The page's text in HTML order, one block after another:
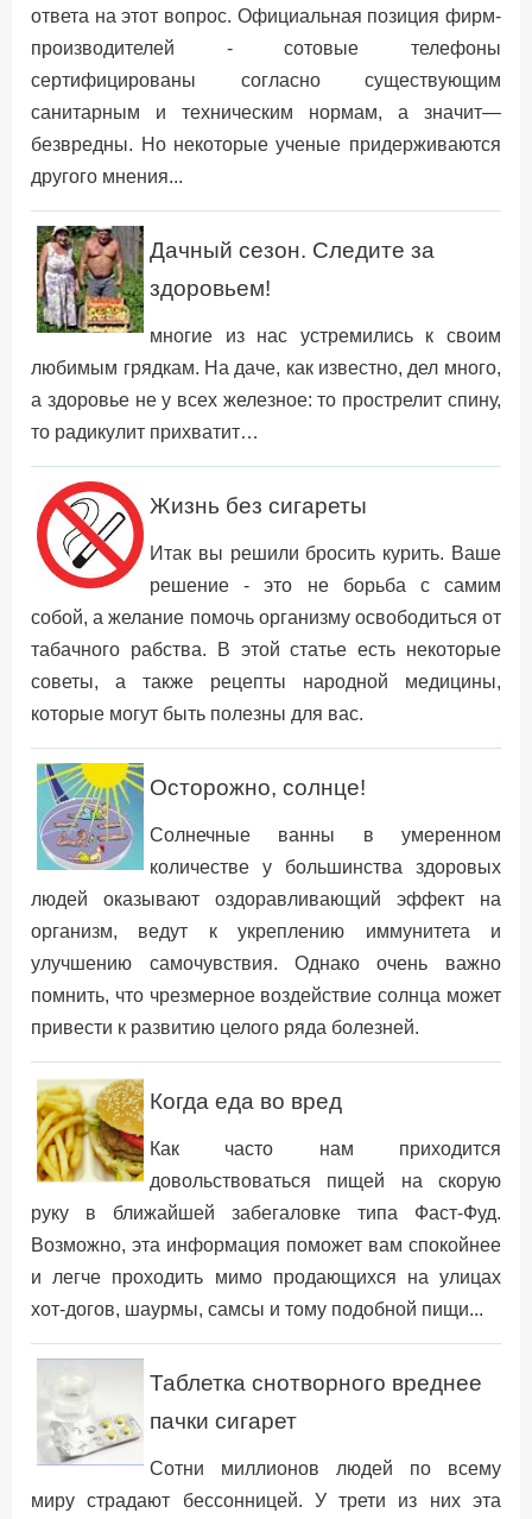
ответа на этот вопрос. Официальная позиция фирм-
производителей - сотовые телефоны
сертифицированы согласно существующим
санитарным и техническим нормам, а значит—
безвредны. Но некоторые ученые придерживаются
другого мнения...
Дачный сезон. Следите за
здоровьем!
многие из нас устремились к своим
любимым грядкам. На даче, как известно, дел много,
а здоровье не у всех железное: то прострелит спину,
то радикулит прихватит…
Жизнь без сигареты
Итак вы решили бросить курить. Ваше
решение - это не борьба с самим
собой, а желание помочь организму освободиться от
табачного рабства. В этой статье есть некоторые
советы, а также рецепты народной медицины,
которые могут быть полезны для вас.
Осторожно, солнце!
Солнечные ванны в умеренном
количестве у большинства здоровых
людей оказывают оздоравливающий эффект на
организм, ведут к укреплению иммунитета и
улучшению самочувствия. Однако очень важно
помнить, что чрезмерное воздействие солнца может
привести к развитию целого ряда болезней.
Когда еда во вред
Как часто нам приходится
довольствоваться пищей на скорую
руку в ближайшей забегаловке типа Фаст-Фуд.
Возможно, эта информация поможет вам спокойнее
и легче проходить мимо продающихся на улицах
хот-догов, шаурмы, самсы и тому подобной пищи...
Таблетка снотворного вреднее
пачки сигарет
Сотни миллионов людей по всему
миру страдают бессонницей. У трети из них эта